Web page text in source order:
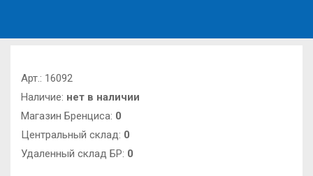
Арт.: 16092
Наличие: нет в наличии
Магазин Бренциса: 0
Центральный склад: 0
Удаленный склад БР: 0